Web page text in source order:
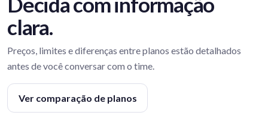
clara.
Preços, limites e diferenças entre planos estão detalhados
antes de você conversar com o time.
Ver comparação de planos